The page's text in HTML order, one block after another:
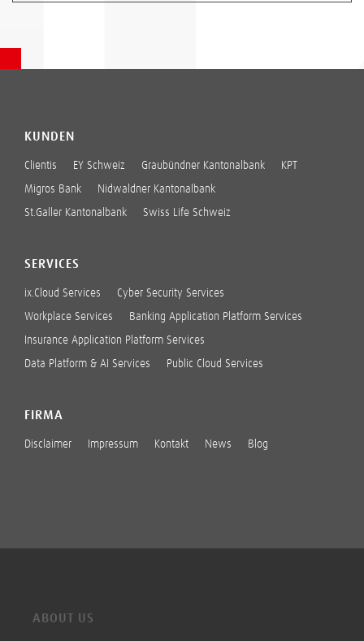
KUNDEN
Clientis EY Schweiz Graubündner Kantonalbank KPT
Migros Bank Nidwaldner Kantonalbank
St.Galler Kantonalbank Swiss Life Schweiz
SERVICES
ix.Cloud Services Cyber Security Services
Workplace Services Banking Application Platform Services
Insurance Application Platform Services
Data Platform & AI Services Public Cloud Services
FIRMA
Disclaimer Impressum Kontakt News Blog
ABOUT US